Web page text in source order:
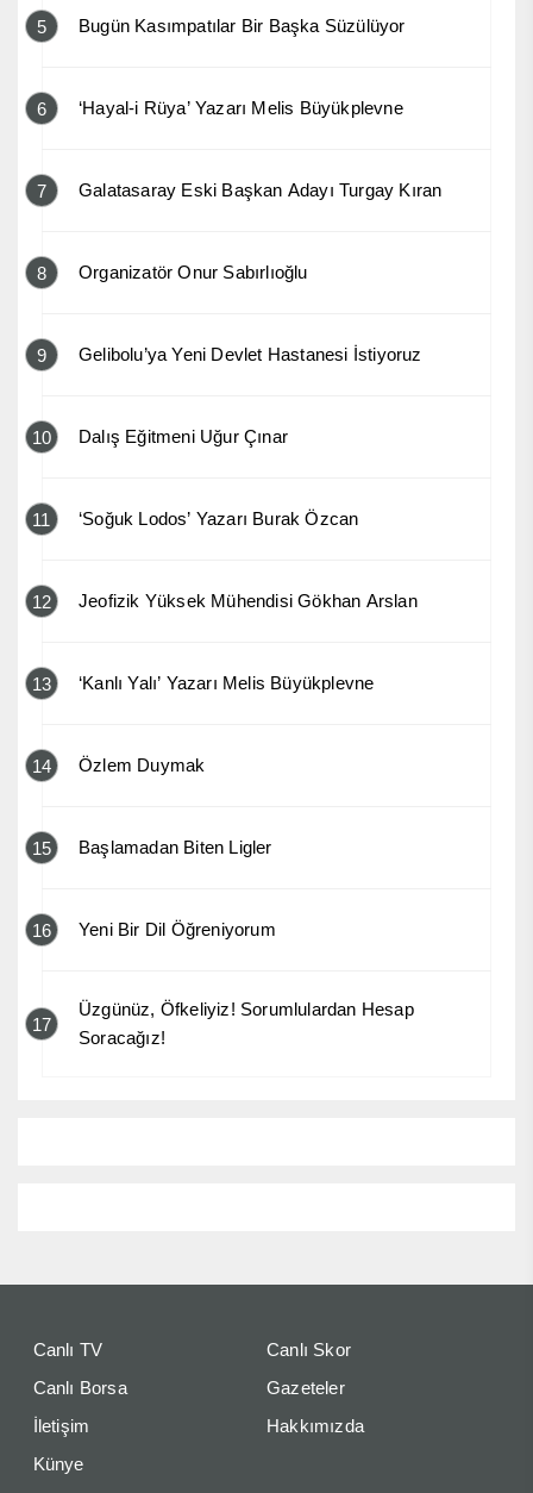
5 Bugün Kasımpatılar Bir Başka Süzülüyor
6 ‘Hayal-i Rüya’ Yazarı Melis Büyükplevne
7 Galatasaray Eski Başkan Adayı Turgay Kıran
8 Organizatör Onur Sabırlıoğlu
9 Gelibolu’ya Yeni Devlet Hastanesi İstiyoruz
10 Dalış Eğitmeni Uğur Çınar
11 ‘Soğuk Lodos’ Yazarı Burak Özcan
12 Jeofizik Yüksek Mühendisi Gökhan Arslan
13 ‘Kanlı Yalı’ Yazarı Melis Büyükplevne
14 Özlem Duymak
15 Başlamadan Biten Ligler
16 Yeni Bir Dil Öğreniyorum
17
Üzgünüz, Öfkeliyiz! Sorumlulardan Hesap
Soracağız!
Canlı TV
Canlı Skor
Canlı Borsa
Gazeteler
İletişim
Hakkımızda
Künye